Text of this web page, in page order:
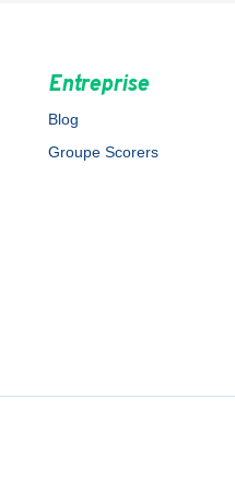
Entreprise
Blog
Groupe Scorers